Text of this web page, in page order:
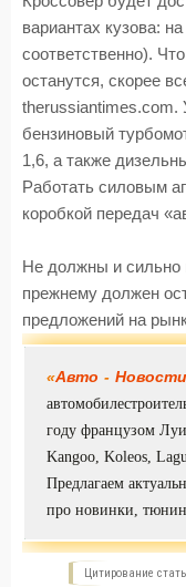
вариантах кузова:
соответственно).
останутся, скорее
therussiantimes.com.
бензиновый
1,6, а также
Работать силовым
коробкой передач
Не должны и сильно
прежнему должен
предложений на
«Авто -
году французом
Kangoo, Koleos,
Предлагаем
про новинки,
Цитирование